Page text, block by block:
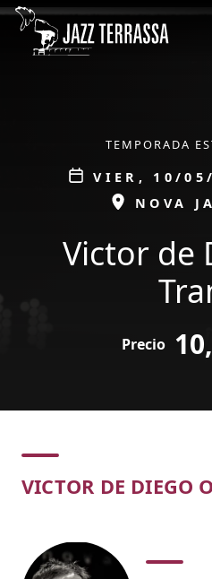
Pasar al contenido principal
TEMPORADA
Data
VIER, 10/
ESPAI
NOVA
Victor de
Precio
Concert
VICTOR DE DIEGO